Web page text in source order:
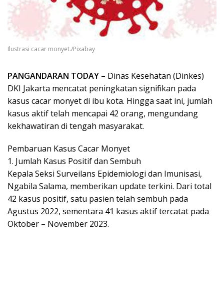
Ilustrasi cacar monyet./Pixabay
PANGANDARAN TODAY – Dinas Kesehatan (Dinkes)
DKI Jakarta mencatat peningkatan signifikan pada
kasus cacar monyet di ibu kota. Hingga saat ini, jumlah
kasus aktif telah mencapai 42 orang, mengundang
kekhawatiran di tengah masyarakat.
Pembaruan Kasus Cacar Monyet
1. Jumlah Kasus Positif dan Sembuh
Kepala Seksi Surveilans Epidemiologi dan Imunisasi,
Ngabila Salama, memberikan update terkini. Dari total
42 kasus positif, satu pasien telah sembuh pada
Agustus 2022, sementara 41 kasus aktif tercatat pada
Oktober – November 2023.